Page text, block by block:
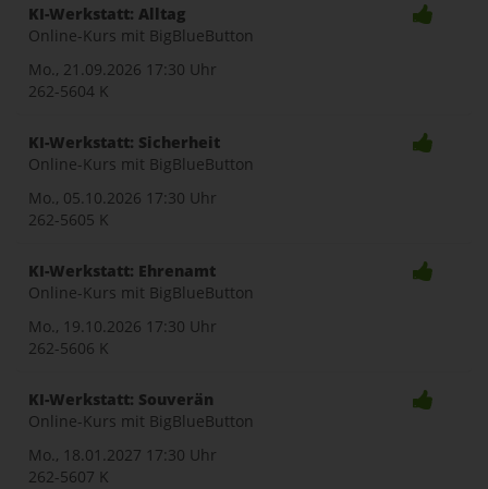
KI-Werkstatt: Alltag
Online-Kurs mit BigBlueButton
Mo., 21.09.2026 17:30 Uhr
262-5604 K
KI-Werkstatt: Sicherheit
Online-Kurs mit BigBlueButton
Mo., 05.10.2026 17:30 Uhr
262-5605 K
KI-Werkstatt: Ehrenamt
Online-Kurs mit BigBlueButton
Mo., 19.10.2026 17:30 Uhr
262-5606 K
KI-Werkstatt: Souverän
Online-Kurs mit BigBlueButton
Mo., 18.01.2027 17:30 Uhr
262-5607 K